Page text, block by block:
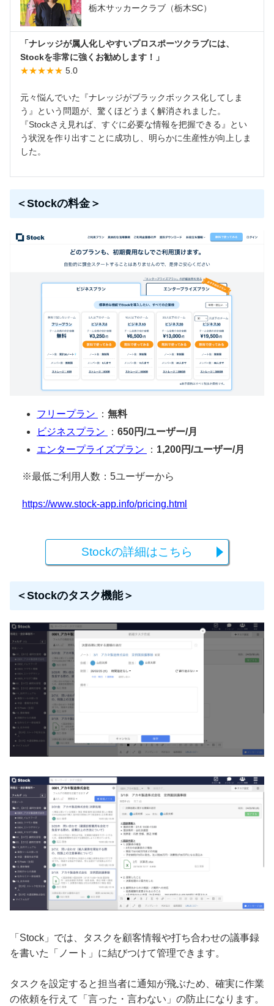
栃木サッカークラブ（栃木SC）
「ナレッジが属人化しやすいプロスポーツクラブには、
Stockを非常に強くお勧めします！」
★★★★★ 5.0
元々悩んでいた『ナレッジがブラックボックス化してしま
う』という問題が、驚くほどうまく解消されました。
『Stockさえ見れば、すぐに必要な情報を把握できる』とい
う状況を作り出すことに成功し、明らかに生産性が向上しま
した。
＜Stockの料金＞
フリープラン ： 無料
ビジネスプラン
： 650円/ユーザー/月
エンタープライズプラン
： 1,200円/ユーザー/月
※最低ご利用人数：5ユーザーから
https://www.stock-app.info/pricing.html
Stockの詳細はこちら
＜Stockのタスク機能＞
「Stock」では、タスクを顧客情報や打ち合わせの議事録
を書いた「ノート」に結びつけて管理できます。
タスクを設定すると担当者に通知が飛ぶため、確実に作業
の依頼を行えて「言った・言わない」の防止になります。